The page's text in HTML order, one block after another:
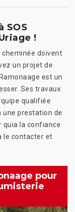
SOS
!
cheminée doivent
un projet de
est un
Ses travaux
qualifiée
une prestation de
quia la confiance
le contacter et
pour